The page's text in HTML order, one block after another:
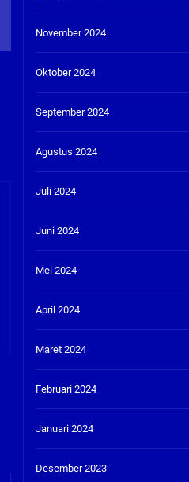
November 2024
Oktober 2024
September 2024
Agustus 2024
Juli 2024
Juni 2024
Mei 2024
April 2024
Maret 2024
Februari 2024
Januari 2024
Desember 2023